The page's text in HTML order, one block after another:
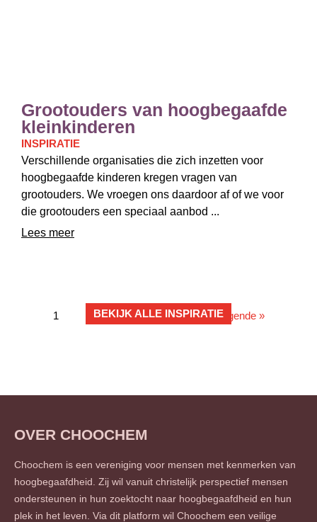
INSPIRATIE
Grootouders van hoogbegaafde
kleinkinderen
Verschillende organisaties die zich inzetten voor
hoogbegaafde kinderen kregen vragen van
grootouders. We vroegen ons daardoor af of we voor
die grootouders een speciaal aanbod ...
Lees meer
1 3 … 13 Volgende »
BEKIJK ALLE INSPIRATIE
OVER CHOOCHEM
Choochem is een vereniging voor mensen met kenmerken van
hoogbegaafdheid. Zij wil vanuit christelijk perspectief mensen
ondersteunen in hun zoektocht naar hoogbegaafdheid en hun
plek in het leven. Via dit platform wil Choochem een veilige